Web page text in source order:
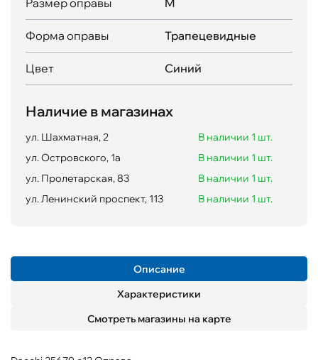
Размер оправы M
Форма оправы Трапецевидные
Цвет Синий
Наличие в магазинах
ул. Шахматная, 2
В наличии 1 шт.
ул. Островского, 1а
В наличии 1 шт.
ул. Пролетарская, 83
В наличии 1 шт.
ул. Ленинский проспект, 113
В наличии 1 шт.
Описание
Характеристики
Смотреть магазины на карте